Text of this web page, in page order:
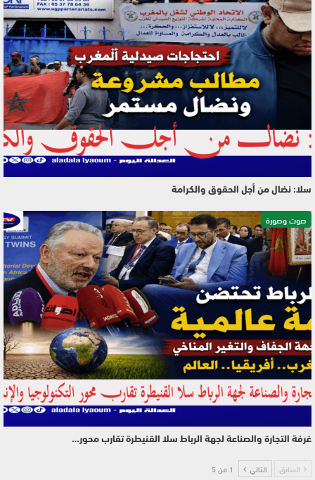
سلا: نضال من أجل الحقوق والكرامة
صوت وصورة
غرفة التجارة والصناعة لجهة الرباط سلا القنيطرة تقارب محور…
السابق التالي 1 من 5